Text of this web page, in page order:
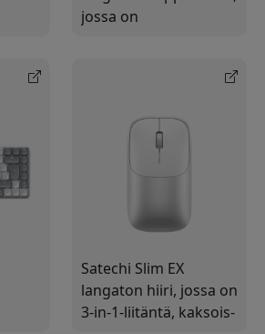
jossa on
Macille ja Windowsille
Satechi Slim EX
langaton hiiri, jossa on
3-in-1-liitäntä, kaksois-